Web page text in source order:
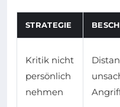
STRATEGIE
Kritik nicht
persönlich
nehmen